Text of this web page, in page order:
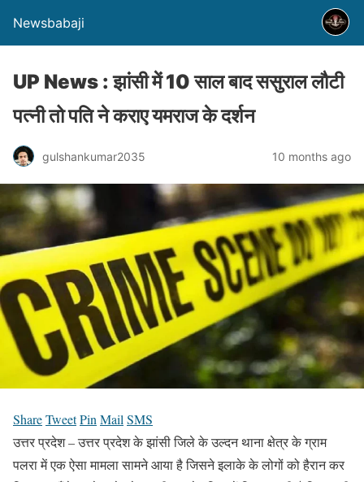
Newsbabaji
UP News : झांसी में 10 साल बाद ससुराल लौटी
पत्नी तो पति ने कराए यमराज के दर्शन
gulshankumar2035 10 months ago
ShareTweetPin Mail SMS
उत्तर प्रदेश – उत्तर प्रदेश के झांसी जिले के उल्दन थाना क्षेत्र के ग्राम
पलरा में एक ऐसा मामला सामने आया है जिसने इलाके के लोगों को हैरान कर